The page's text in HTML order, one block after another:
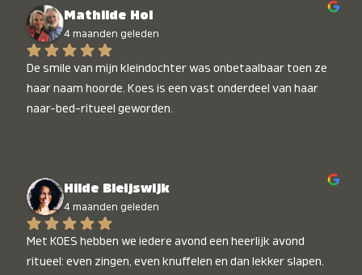
Mathilde Hol
4 maanden geleden
De smile van mijn kleindochter was onbetaalbaar toen ze
haar naam hoorde. Koes is een vast onderdeel van haar
naar-bed-ritueel geworden.
Hilde Bleijswijk
4 maanden geleden
Met KOES hebben we iedere avond een heerlijk avond
ritueel: even zingen, even knuffelen en dan lekker slapen.